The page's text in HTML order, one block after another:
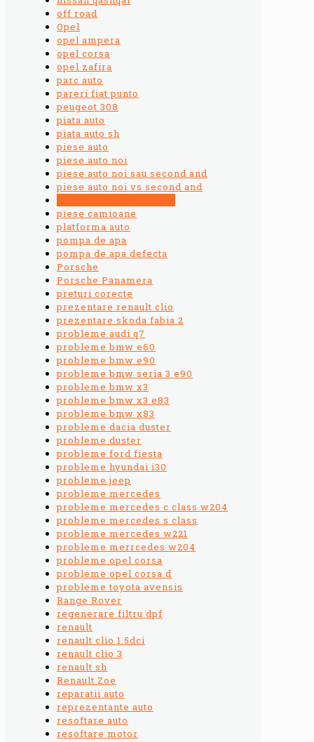
off road
Opel
opel ampera
opel corsa
opel zafira
parc auto
pareri fiat punto
peugeot 308
piata auto
piata auto sh
piese auto
piese auto noi
piese auto noi sau second and
piese auto noi vs second and
piese camioane
platforma auto
pompa de apa
pompa de apa defecta
Porsche
Porsche Panamera
preturi corecte
prezentare renault clio
prezentare skoda fabia 2
probleme audi q7
probleme bmw e60
probleme bmw e90
probleme bmw seria 3 e90
probleme bmw x3
probleme bmw x3 e83
probleme bmw x83
probleme dacia duster
probleme duster
probleme ford fiesta
probleme hyundai i30
probleme jeep
probleme mercedes
probleme mercedes c class w204
probleme mercedes s class
probleme mercedes w221
probleme merrcedes w204
probleme opel corsa
probleme opel corsa d
probleme toyota avensis
Range Rover
regenerare filtru dpf
renault
renault clio 1.5dci
renault clio 3
renault sh
Renault Zoe
reparatii auto
reprezentante auto
resoftare auto
resoftare motor